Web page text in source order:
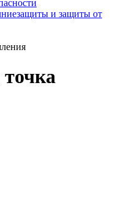
и защиты от